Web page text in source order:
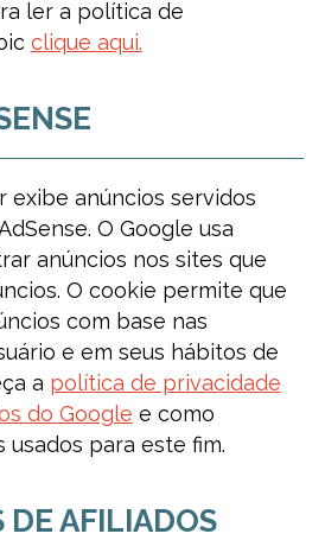
ler a política de
clique aqui.
exibe anúncios servidos
O Google usa
anúncios nos sites que
O cookie permite que
com base nas
e em seus hábitos de
a política de privacidade
do Google e como
para este fim.
DE AFILIADOS